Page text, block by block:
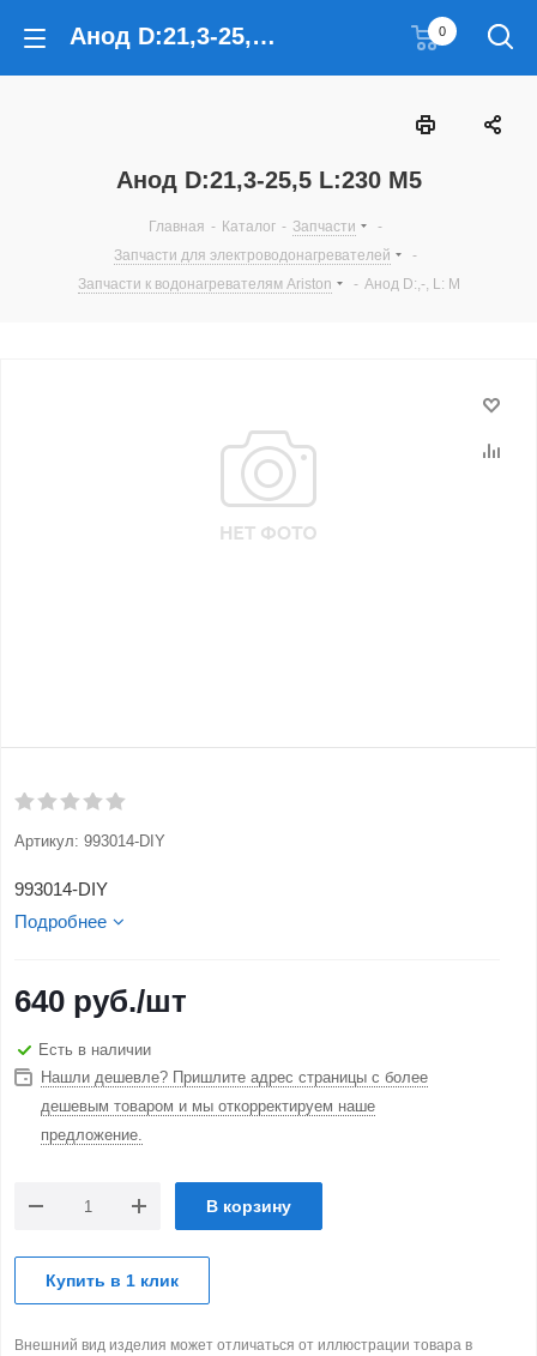
Анод D:21,3-25,5 L:230 M5 0
Анод D:21,3-25,5 L:230 M5
Главная - Каталог - Запчасти
-
Запчасти для электроводонагревателей
-
Запчасти к водонагревателям Ariston
- Анод D:,-, L: M
Артикул: 993014-DIY
993014-DIY
Подробнее
640 руб./шт
Есть в наличии
Нашли дешевле? Пришлите адрес страницы с более
дешевым товаром и мы откорректируем наше
предложение.
В корзину
Купить в 1 клик
Внешний вид изделия может отличаться от иллюстрации товара в